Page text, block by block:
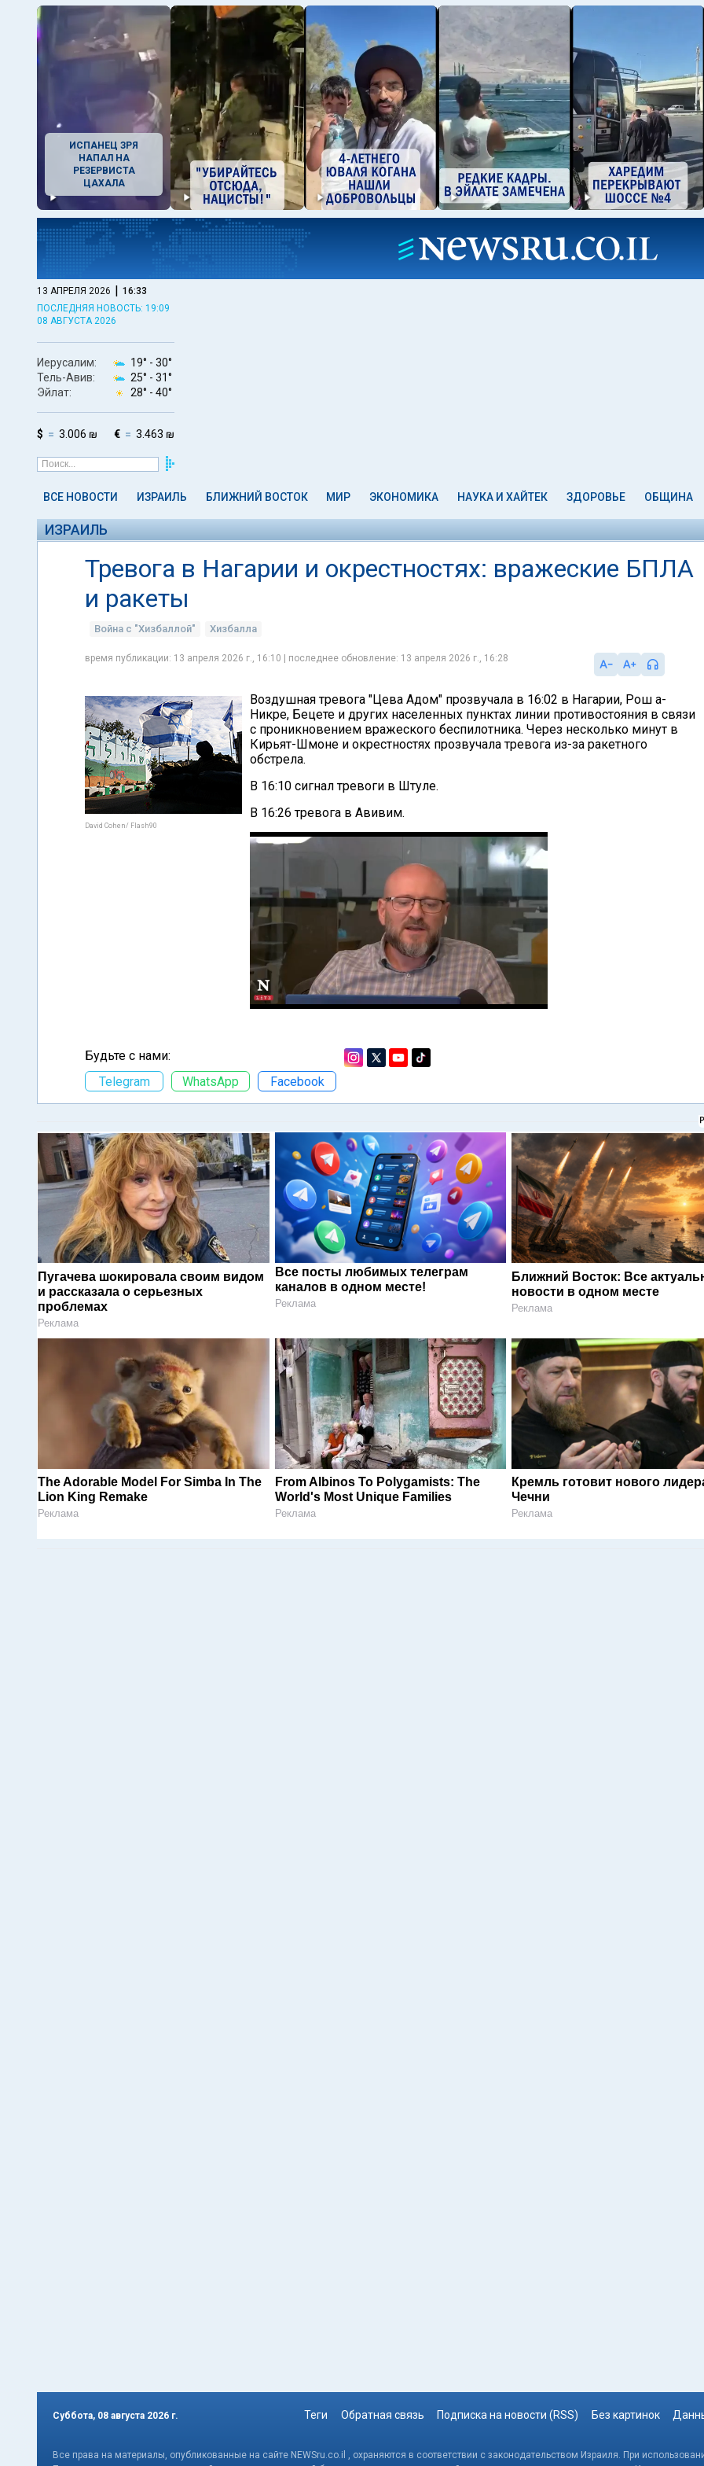
ИСПАНЕЦ ЗРЯ
НАПАЛ НА
РЕЗЕРВИСТА
ЦАХАЛА
13 АПРЕЛЯ 2026 | 16:33
ПОСЛЕДНЯЯ НОВОСТЬ: 19:09
08 АВГУСТА 2026
Иерусалим: 19° - 30°
Тель-Авив:
25° - 31°
Эйлат:
28° - 40°
$ 3.006 ₪ € 3.463 ₪
ВСЕ НОВОСТИ ИЗРАИЛЬ БЛИЖНИЙ ВОСТОК МИР ЭКОНОМИКА НАУКА И ХАЙТЕК ЗДОРОВЬЕ ОБЩИНА
ИЗРАИЛЬ
Тревога в Нагарии и окрестностях: вражеские БПЛА
и ракеты
Война с "Хизбаллой" Хизбалла
время публикации: 13 апреля 2026 г., 16:10 | последнее обновление: 13 апреля 2026 г., 16:28
David Cohen/ Flash90
Воздушная тревога "Цева Адом" прозвучала в 16:02 в Нагарии, Рош а-
Никре, Бецете и других населенных пунктах линии противостояния в связи
с проникновением вражеского беспилотника. Через несколько минут в
Кирьят-Шмоне и окрестностях прозвучала тревога из-за ракетного
обстрела.
В 16:10 сигнал тревоги в Штуле.
В 16:26 тревога в Авивим.
Будьте с нами:
Telegram
WhatsApp Facebook
Пугачева шокировала своим видом
и рассказала о серьезных
проблемах
Реклама
Все посты любимых телеграм
каналов в одном месте!
Реклама
Ближний Восток: Все
новости в одном месте
Реклама
The Adorable Model For Simba In The
Lion King Remake
Реклама
From Albinos To Polygamists: The
World's Most Unique Families
Реклама
Кремль готовит нового
Чечни
Реклама
Суббота, 08 августа 2026 г. Теги Обратная связь Подписка на новости (RSS) Без картинок
Все права на материалы, опубликованные на сайте NEWSru.co.il , охраняются в соответствии с законодательством Израиля. При